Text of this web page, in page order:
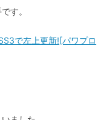
す。
で左上更新![パワプロ